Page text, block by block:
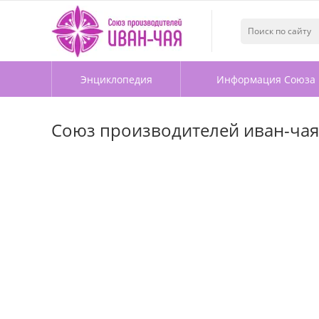
Энциклопедия Информация Союза
Союз производителей иван-чая